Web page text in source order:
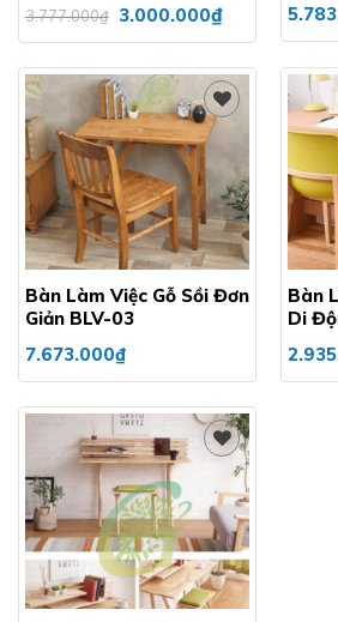
3.777.000₫ Giá
gốc
là:
3.000.000₫Giá
hiện
tại
3.000.000₫.
Add to
wishlist
Bàn Làm Việc Gỗ Sồi Đơn
Giản BLV-03
7.673.000₫
Bàn
Di
Add to
wishlist